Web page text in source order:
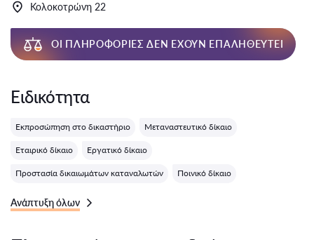
Κολοκοτρώνη 22
ΟΙ ΠΛΗΡΟΦΟΡΊΕΣ ΔΕΝ ΈΧΟΥΝ ΕΠΑΛΗΘΕΥΤΕΊ
Ειδικότητα
Εκπροσώπηση στο δικαστήριο Μεταναστευτικό δίκαιο
Εταιρικό δίκαιο Εργατικό δίκαιο
Προστασία δικαιωμάτων καταναλωτών Ποινικό δίκαιο
Ανάπτυξη όλων